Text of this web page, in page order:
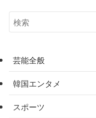
芸能全般
韓国エンタメ
スポーツ